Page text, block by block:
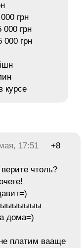
грн
грн
грн
курсе
17:51 +8
чтоль?
ыыыыыыы
дома=)
платим вааще